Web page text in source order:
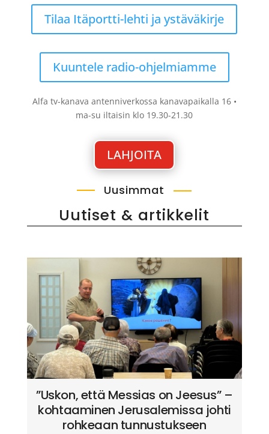
Tilaa Itäportti-lehti ja ystäväkirje
Kuuntele radio-ohjelmiamme
Alfa tv-kanava antenniverkossa kanavapaikalla 16 •
ma-su iltaisin klo 19.30-21.30
LAHJOITA
Uusimmat
Uutiset & artikkelit
”Uskon, että Messias on Jeesus” –
kohtaaminen Jerusalemissa johti
rohkeaan tunnustukseen